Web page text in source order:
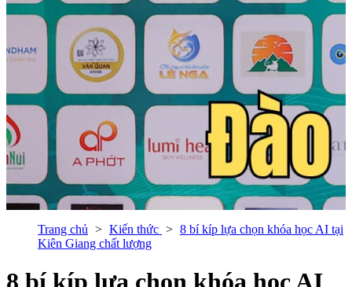
Trang chủ Kiến thức
8 bí kíp lựa chọn khóa học AI tại
Kiên Giang chất lượng